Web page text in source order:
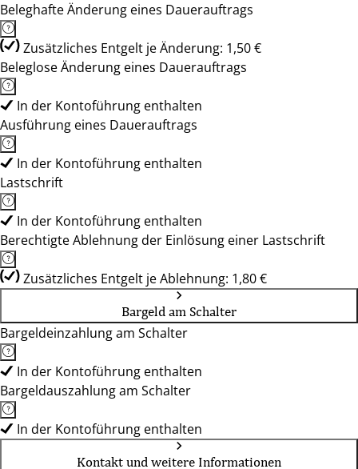
Beleghafte Änderung eines Dauerauftrags
Zusätzliches Entgelt je Änderung: 1,50 €
Beleglose Änderung eines Dauerauftrags
In der Kontoführung enthalten
Ausführung eines Dauerauftrags
In der Kontoführung enthalten
Lastschrift
In der Kontoführung enthalten
Berechtigte Ablehnung der Einlösung einer Lastschrift
Zusätzliches Entgelt je Ablehnung: 1,80 €
Bargeld am Schalter
Bargeldeinzahlung am Schalter
In der Kontoführung enthalten
Bargeldauszahlung am Schalter
In der Kontoführung enthalten
Kontakt und weitere Informationen